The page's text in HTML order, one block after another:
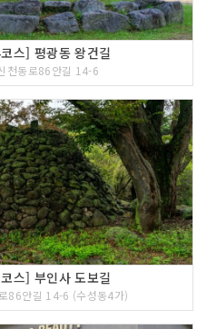
스] 평광동 왕건길
천동로86안길 14-6
스] 부인사 도보길
86안길 14-6 (수성동4가)